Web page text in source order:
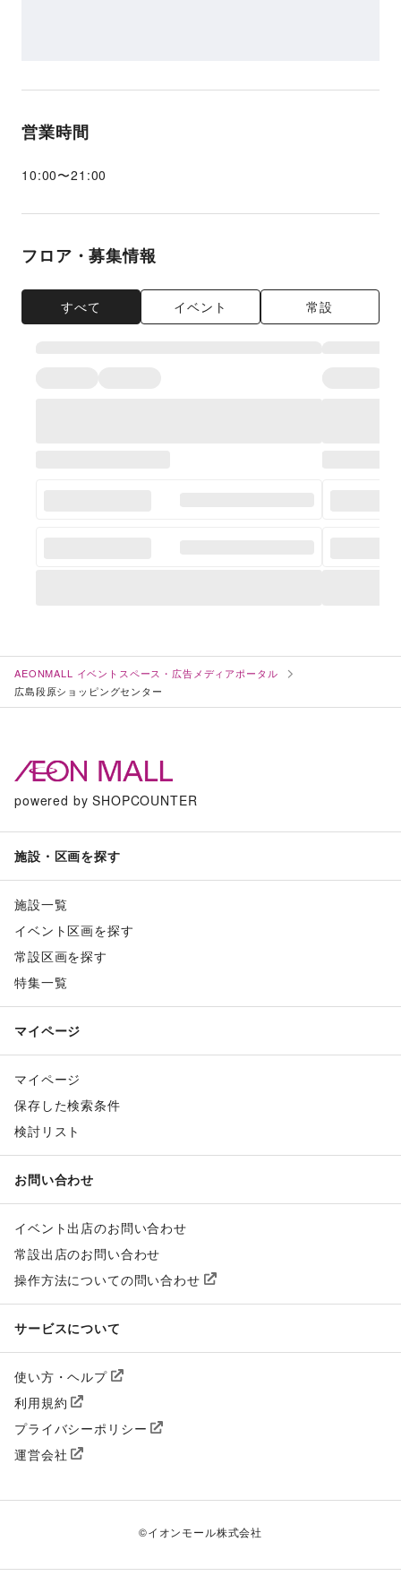
営業時間
10:00〜21:00
フロア・募集情報
すべて イベント 常設
AEONMALL イベントスペース・広告メディアポータル
広島段原ショッピングセンター
powered by SHOPCOUNTER
施設・区画を探す
施設一覧
イベント区画を探す
常設区画を探す
特集一覧
マイページ
マイページ
保存した検索条件
検討リスト
お問い合わせ
イベント出店のお問い合わせ
常設出店のお問い合わせ
操作方法についての問い合わせ
サービスについて
使い方・ヘルプ
利用規約
プライバシーポリシー
運営会社
©イオンモール株式会社